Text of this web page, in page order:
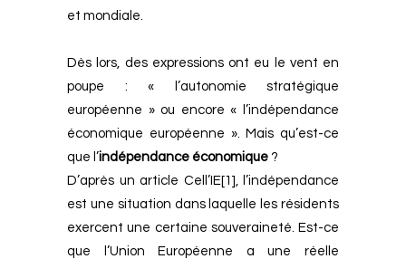
et mondiale.
Dès lors, des expressions ont eu le vent en
poupe : « l’autonomie stratégique
européenne » ou encore « l’indépendance
économique européenne ». Mais qu’est-ce
que l’indépendance économique ?
D’après un article Cell’IE[1] , l’indépendance
est une situation dans laquelle les résidents
exercent une certaine souveraineté.
Est-ce
que l’Union Européenne a une réelle